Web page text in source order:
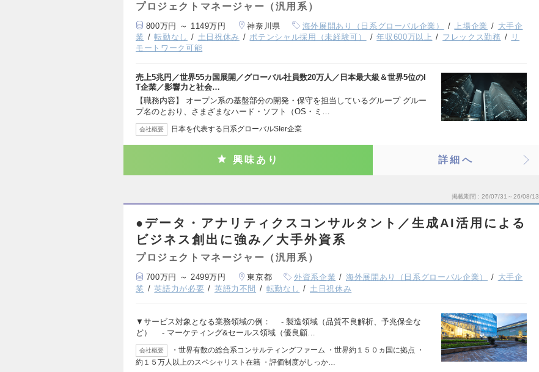
プロジェクトマネージャー（汎用系）
800万円 ～ 1149万円 神奈川県 海外展開あり（日系グローバル企業） 上場企業
大手企
業
転勤なし 土日祝休み ポテンシャル採用（未経験可） 年収600万以上 フレックス勤務
リ
モートワーク可能
売上5兆円／世界55カ国展開／グローバル社員数20万人／日本最大級＆世界5位のI
T企業／影響力と社会…
【職務内容】 オープン系の基盤部分の開発・保守を担当しているグループ グルー
プ名のとおり、さまざまなハード・ソフト（OS・ミ…
会社概要 日本を代表する日系グローバルSIer企業
興味あり 詳細へ
掲載期間 26/07/31～26/08/13
●データ・アナリティクスコンサルタント／生成AI活用による
ビジネス創出に強み／大手外資系
プロジェクトマネージャー（汎用系）
700万円 ～ 2499万円 東京都 外資系企業 海外展開あり（日系グローバル企業）
大手企
業
英語力が必要 英語力不問 転勤なし 土日祝休み
▼サービス対象となる業務領域の例： - 製造領域（品質不良解析、予兆保全な
ど） - マーケティング&セールス領域（優良顧…
会社概要
・世界有数の総合系コンサルティングファーム ・世界約１５０ヵ国に拠点 ・
約１５万人以上のスペシャリスト在籍 ・評価制度がしっか…